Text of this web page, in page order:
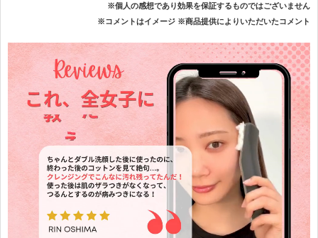
※個人の感想であり効果を保証するものではございません
※コメントはイメージ ※商品提供によりいただいたコメント